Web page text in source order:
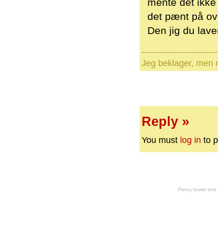
mente det
det pænt på
Den jig du
Jeg beklager, men
Reply »
You must log in to
Fancy footer